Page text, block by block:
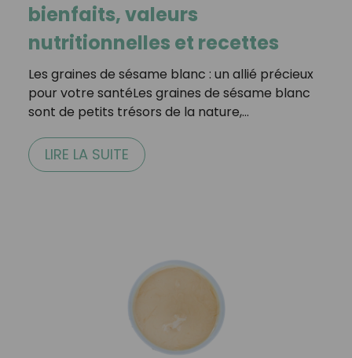
bienfaits, valeurs
nutritionnelles et recettes
Les graines de sésame blanc : un allié précieux
pour votre santéLes graines de sésame blanc
sont de petits trésors de la nature,…
LIRE LA SUITE